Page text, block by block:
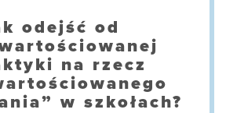
odejść od
na rzecz
w szkołach?